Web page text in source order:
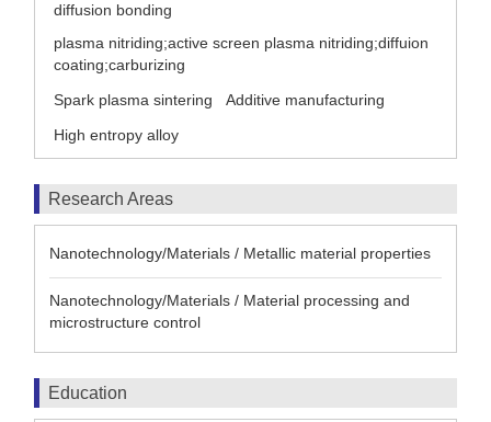
diffusion bonding
plasma nitriding;active screen plasma nitriding;diffuion
coating;carburizing
Spark plasma sintering
Additive manufacturing
High entropy alloy
Research Areas
Nanotechnology/Materials / Metallic material properties
Nanotechnology/Materials / Material processing and
microstructure control
Education